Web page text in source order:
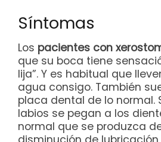
Síntomas
Los pacientes con
que su boca tiene
lija”. Y es habitual que
agua consigo. También
placa dental de lo normal.
labios se pegan a los
normal que se produzca